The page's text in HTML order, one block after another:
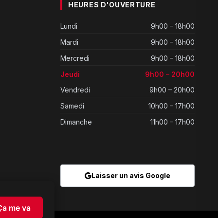
me va
HEURES D'OUVERTURE
Lundi
9h00 – 18h00
Mardi
9h00 – 18h00
Mercredi
9h00 – 18h00
Jeudi
9h00 – 20h00
Vendredi
9h00 – 20h00
Samedi
10h00 – 17h00
Dimanche
11h00 – 17h00
Laisser un avis Google